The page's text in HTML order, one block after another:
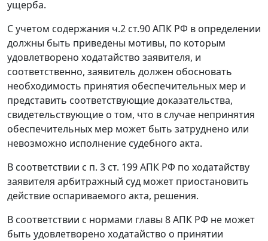
ущерба.
С учетом содержания ч.2 ст.90АПК РФ в определении
должны быть приведены мотивы, по которым
удовлетворено ходатайство заявителя, и
соответственно, заявитель должен обосновать
необходимость принятия обеспечительных мер и
представить соответствующие доказательства,
свидетельствующие о том, что в случае непринятия
обеспечительных мер может быть затруднено или
невозможно исполнение судебного акта.
В соответствии с п. 3 ст. 199АПК РФ по ходатайству
заявителя арбитражный суд может приостановить
действие оспариваемого акта, решения.
В соответствии с нормами главы 8АПК РФ не может
быть удовлетворено ходатайство о принятии